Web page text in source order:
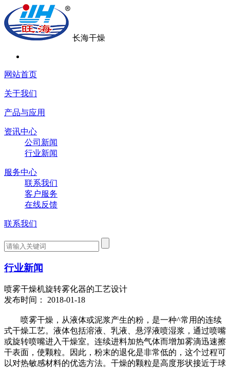
长海干燥
网站首页
关于我们
产品与应用
资讯中心
公司新闻
行业新闻
服务中心
联系我们
客户服务
在线反馈
联系我们
行业新闻
喷雾干燥机旋转雾化器的工艺设计
发布时间： 2018-01-18
喷雾干燥，从液体或泥浆产生的粉，是一种^常用的连续
式干燥工艺。液体包括溶液、乳液、悬浮液喷湿浆，通过喷嘴
或旋转喷嘴进入干燥室。连续进料加热气体而增加雾滴迅速擦
干表面，使颗粒。因此，粉末的退化是非常低的，这个过程可
以对热敏感材料的优选方法。干燥的颗粒是高度形状接近于球